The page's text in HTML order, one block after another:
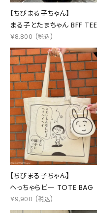
【ちびまる子ちゃん】
まる子とたまちゃん BFF TEE
￥8,800 (税込)
【ちびまる子ちゃん】
へっちゃらピー TOTE BAG
￥9,900 (税込)